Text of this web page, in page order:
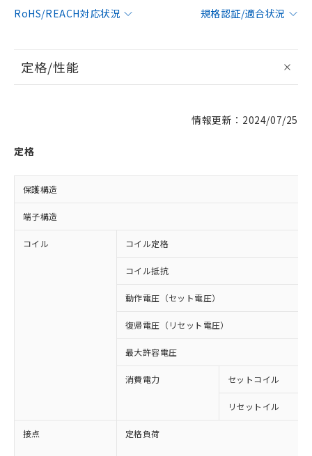
RoHS/REACH対応状況
規格認証/適合状況
定格/性能
情報更新：2024/07/25
定格
保護構造
端子構造
コイル コイル定格
コイル抵抗
動作電圧（セット電圧）
復帰電圧（リセット電圧）
最大許容電圧
消費電力 セットコイル
リセットイル
接点 定格負荷